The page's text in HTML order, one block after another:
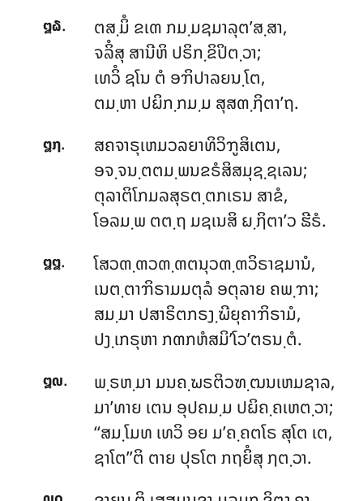
໘໖.
ຕສ຺ມິໍ ຂເຓ ກມ຺ມຊມາລຸຕ’ສ຺ສາ,
ຈລິໍສຸ ສານີຫິ ປຣິກ຺ຂິປິຕ຺ວາ;
ເທວິໍ ຊໂນ ຕໍ ອຠິປາລຍນ຺ໂຕ,
ຕມ຺ຫາ ປຏິກ຺ກມ຺ມ ສຸສຓ຺ຐິຕາ’ຖ.
໘໗.
ສຄຈາຣຸເຫມວລຍາທິວິຠູສິເຕນ,
ອຈ຺ຈນ຺ຕຕມ຺ພນຂຣໍສິສມຸຊ຺ຊເລນ;
ຕຸລາຕິໂກມລສຸຣຕ຺ຕກເຣນ ສາຂໍ,
ໂອລມ຺ພ ຕຕ຺ຖ ມຊເນສິ ຏ຺ຐິຕາ’ວ ຘີຣໍ.
໘໘.
ໂສວຓ຺ຓວຓ຺ຓຕນຸວຓ຺ຓວິຣາຊມານໍ,
ເນຕ຺ຕາຠິຣາມມຕຸລໍ ອຕຸລາຍ ຄພ຺ຠາ;
ສມ຺ມາ ປສາຣິຕກຣງ຺ຆີຍຸຄາຠິຣາມໍ,
ປງ຺ເກຣຸຫາ ກຓກຫໍສມິ’ໂວ’ຕຣນ຺ຕໍ.
໘໙.
ພ຺ຣຫ຺ມາ ມນຄ຺ຆຣຕິວຑ຺ຒນເຫມຊາລ,
ມາ’ທາຍ ເຕນ ອຸປຄມ຺ມ ປຏິຄ຺ຄເຫຕ຺ວາ;
‘‘ສມ຺ໂມທ ເທວິ ອຍ ມ’ຄ຺ຄຕໂຣ ສຸໂຕ ເຕ,
ຊາໂຕ’’ຕິ ຕາຍ ປຸຣໂຕ ກຖຍິໍສຸ ຐຕ຺ວາ.